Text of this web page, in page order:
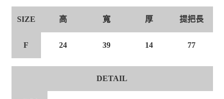
SIZE 高 寬 厚 提把長
F 24 39 14 77
DETAIL